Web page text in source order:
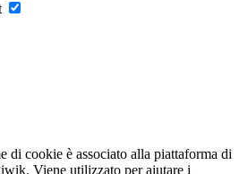
di cookie è associato alla piattaforma di
Viene utilizzato per aiutare i